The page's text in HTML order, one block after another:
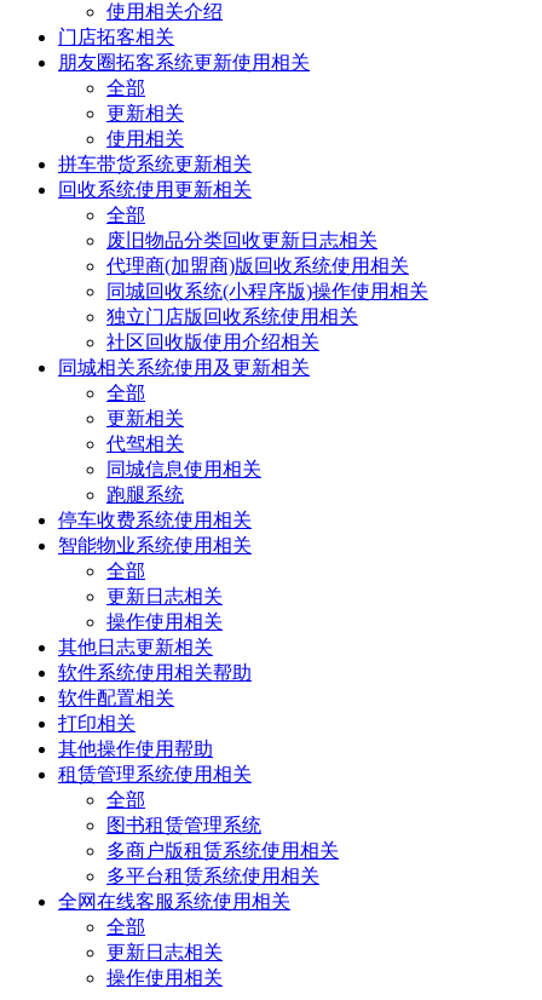
使用相关介绍
门店拓客相关
朋友圈拓客系统更新使用相关
全部
更新相关
使用相关
拼车带货系统更新相关
回收系统使用更新相关
全部
废旧物品分类回收更新日志相关
代理商(加盟商)版回收系统使用相关
同城回收系统(小程序版)操作使用相关
独立门店版回收系统使用相关
社区回收版使用介绍相关
同城相关系统使用及更新相关
全部
更新相关
代驾相关
同城信息使用相关
跑腿系统
停车收费系统使用相关
智能物业系统使用相关
全部
更新日志相关
操作使用相关
其他日志更新相关
软件系统使用相关帮助
软件配置相关
打印相关
其他操作使用帮助
租赁管理系统使用相关
全部
图书租赁管理系统
多商户版租赁系统使用相关
多平台租赁系统使用相关
全网在线客服系统使用相关
全部
更新日志相关
操作使用相关